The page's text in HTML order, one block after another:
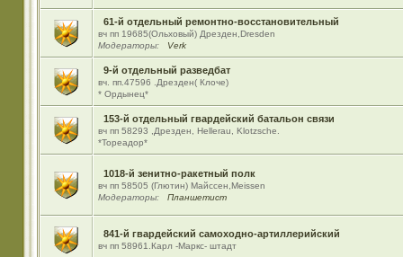
61-й отдельный ремонтно-восстановительный
вч пп 19685(Ольховый) Дрезден,Dresden
Модераторы:
Verk
9-й отдельный разведбат
вч. пп.47596 .Дрезден( Клоче)
* Ордынец*
153-й отдельный гвардейский батальон связи
вч пп 58293 ,Дрезден, Hellerau, Klotzsche.
*Тореадор*
1018-й зенитно-ракетный полк
вч пп 58505 (Глютин) Майсcен,Meissen
Модераторы:
Планшетист
841-й гвардейский самоходно-артиллерийский
вч пп 58961.Карл -Маркс- штадт